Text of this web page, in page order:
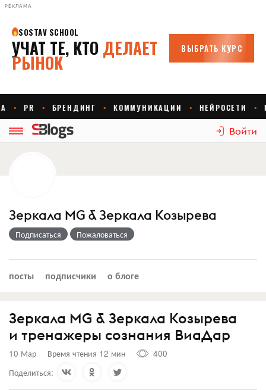
РЕКЛАМА
Войти
Зеркала MG & Зеркала Козырева
Подписаться Пожаловаться
посты подписчики о блоге
Зеркала MG & Зеркала Козырева
и тренажеры сознания ВиаДар
10 Мар Время чтения 12 мин
400
Поделиться: